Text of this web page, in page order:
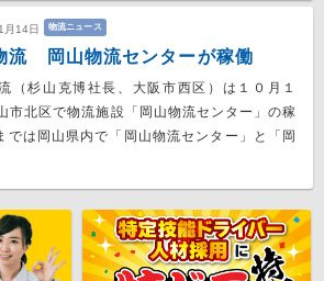
14日 物流ニュース
流 岡山物流センターが稼働
（杉山克博社長、大阪市西区）は１０月１
市北区で物流施設「岡山物流センター」の稼
では岡山県内で「岡山物流センター」と「岡